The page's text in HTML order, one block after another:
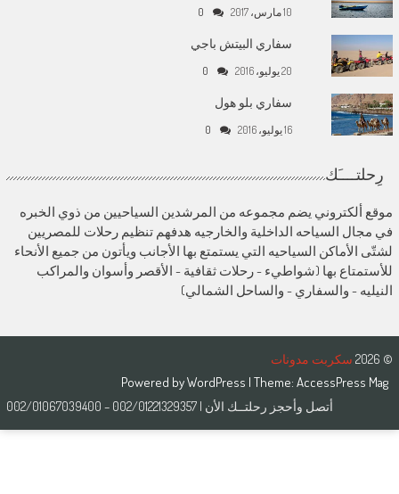
10 مارس، 2017 0
سفاري البيتش باجي
20 يوليو، 2016 0
سفاري بلو هول
16 يوليو، 2016 0
رِحلتــــَك
موقع ألكتروني يضم مجموعه من المرشدين السياحيين من ذوي الخبره
في مجال السياحه الداخلية والخارجيه هدفهم تنظيم رحلات للمصريين
لشتّى الأماكن السياحيه التي يستمتع بها الأجانب ويأتون من جميع الأنحاء
للأستمتاع بها (شواطيء - رحلات ثقافية - الأقصر وأسوان والمراكب
النيليه - والسفاري - والساحل الشمالي)
© 2026 سكربت مدونات
Powered byWordPress | Theme:AccessPress Mag
أتصل وأحجز رحلتــك الأن | 002/01221329357 – 002/01067039400